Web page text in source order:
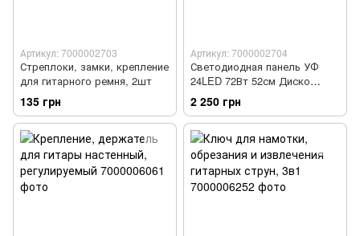
Артикул: 7000002703
Стреплоки, замки, крепление
для гитарного ремня, 2шт
135 грн
Артикул: 7000002704
Светодиодная панель УФ
24LED 72Вт 52см Диско
стробоскоп цветомузыка
DMX512
2 250 грн